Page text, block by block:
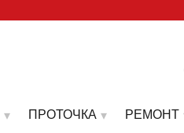
ПРОТОЧКА РЕМОНТ